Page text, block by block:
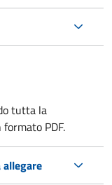
tutta la
PDF.